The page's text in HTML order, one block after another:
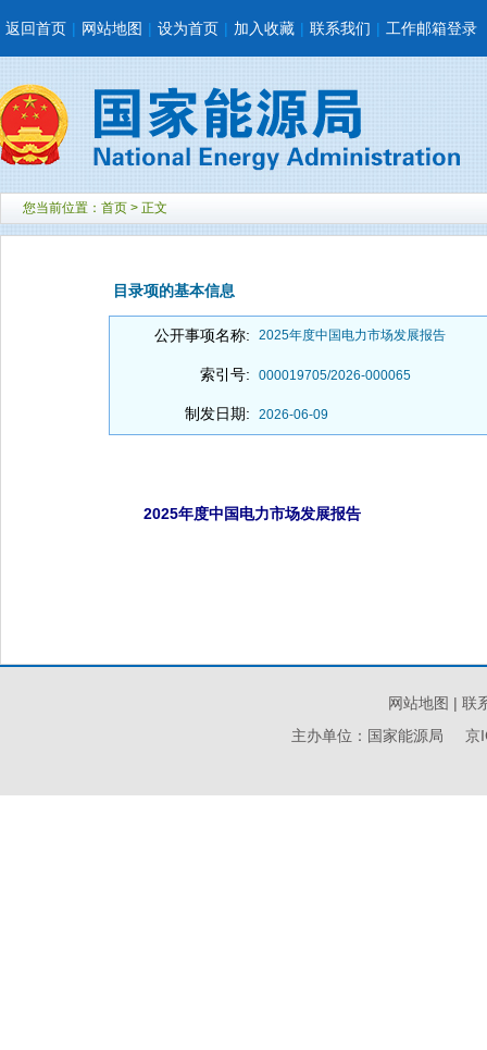
返回首页 | 网站地图 | 设为首页 | 加入收藏 | 联系我们 | 工作邮箱登录
您当前位置： 首页 > 正文
目录项的基本信息
公开事项名称: 2025年度中国电力市场发展报告
索引号: 000019705/2026-000065
制发日期: 2026-06-09
2025年度中国电力市场发展报告